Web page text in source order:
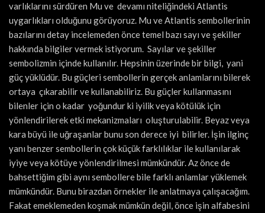
varlıklarını sürdüren Mu ve devamı niteliğindeki Atlantis
uygarlıkları olduğunu görüyoruz. Mu ve Atlantis sembollerinin
bazılarını detay incelemeden önce temel bazı sayı ve şekiller
hakkında bilgiler vermek istiyorum. Sayılar ve şekiller
sembolizmin içinde kullanılır. Hepsinin üzerinde bir bilgi, yani
güç yüklüdür. Bu güçleri sembollerin gerçek anlamlarını bilerek
ortaya çıkarabilir ve kullanabiliriz. Bu güçler kullanmasını
bilenler için o kadar yoğundur ki iyilik veya kötülük için
yönlendirilerek etki mekanizmaları oluşturulabilir. Beyaz veya
kara büyü ile uğraşanlar bunu son derece iyi bilirler. İşin ilginç
yanı benzer sembollerin çok küçük farklılıklar ile kullanılarak
iyiye veya kötüye yönlendirilmesi mümkündür. Az önce de
bahsettiğim gibi aynı sembollere bile farklı anlamlar yüklemek
mümkündür. Bunu birazdan örnekler ile anlatmaya çalışacağım.
Fakat emeklemeden koşmak mümkün değil, önce işin alfabesini